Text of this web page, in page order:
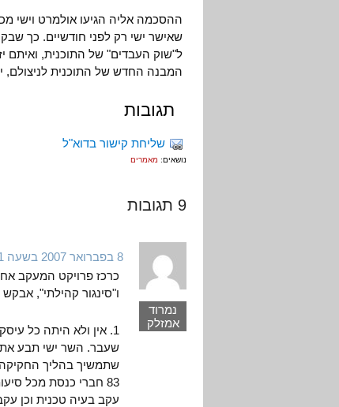
ההסכמה אליה הגיעו אולמרט וישי
שאישר ישי רק לפני חודשיים. כך
ל"שוק העבדים" של התוכנית, ואיתם
המבנה החדש של התוכנית לניצולם,
תגובות
שליחת קישור בדוא"ל
נושאים: מאמרים
9 תגובות
נמרוד
אמזלק
8 בפברואר 2007 בשעה 7:01
כרכז פרויקט המעקב
ו"סינגור קהילתי",
1. אין ולא היתה כל
שעבר. השר ישי תבע את
שתמשיך בהליך החקיקה
83 חברי כנסת מכל
עקב בעיה טכנית וכן